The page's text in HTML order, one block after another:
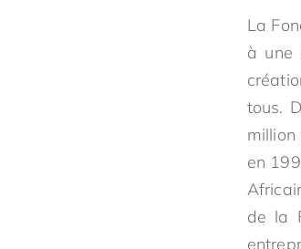
La
à une
tous.
en
de la